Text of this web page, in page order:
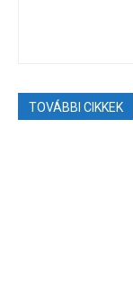
TOVÁBBI CIKKEK